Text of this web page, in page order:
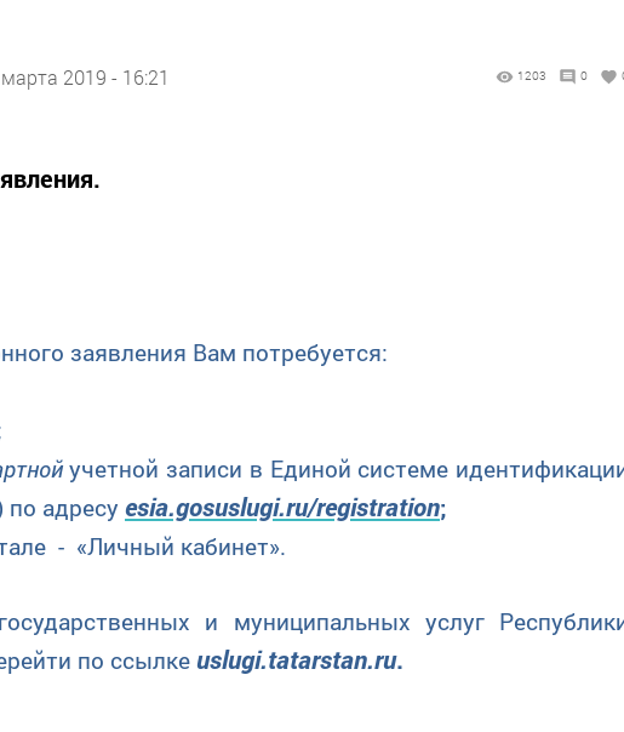
2019 - 16:21 1203 0
заявления Вам потребуется:
учетной записи в Единой системе
адресу esia.gosuslugi.ru/registration;
- «Личный кабинет».
и муниципальных услуг
по ссылке uslugi.tatarstan.ru.